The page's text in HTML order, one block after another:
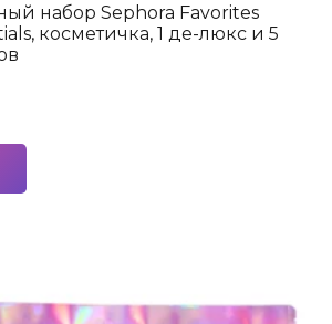
набор Sephora Favorites
косметичка, 1 де-люкс и 5